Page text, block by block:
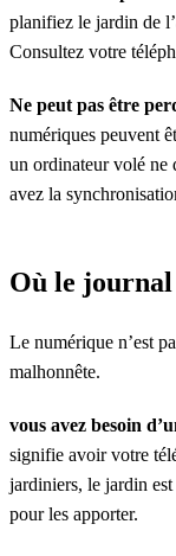
planifiez le jardin de
Consultez votre
Ne peut pas être
numériques peuvent
un ordinateur volé ne
avez la
Où le journal
Le numérique n’est
malhonnête.
vous avez besoin
signifie avoir votre
jardiniers, le jardin
pour les apporter.